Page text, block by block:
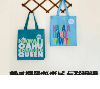
2020.12.9
【ハワイレポート】現地ライターがナビ 気分が上がる溺愛エコバッグ14選♡
旅＆お出かけ